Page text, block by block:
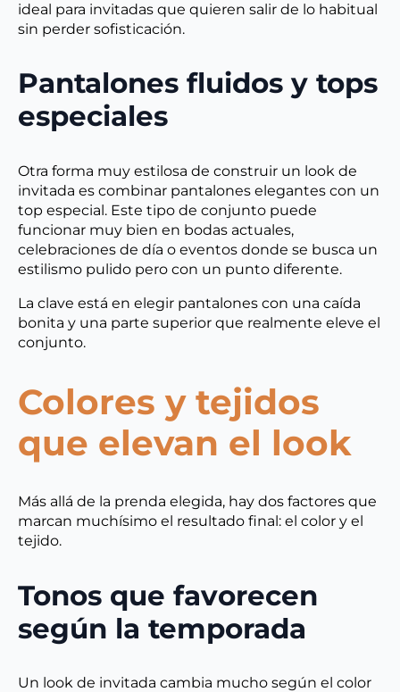
ideal para invitadas que quieren salir de lo habitual
sin perder sofisticación.
Pantalones fluidos y tops
especiales
Otra forma muy estilosa de construir un look de
invitada es combinar pantalones elegantes con un
top especial. Este tipo de conjunto puede
funcionar muy bien en bodas actuales,
celebraciones de día o eventos donde se busca un
estilismo pulido pero con un punto diferente.
La clave está en elegir pantalones con una caída
bonita y una parte superior que realmente eleve el
conjunto.
Colores y tejidos
que elevan el look
Más allá de la prenda elegida, hay dos factores que
marcan muchísimo el resultado final: el color y el
tejido.
Tonos que favorecen
según la temporada
Un look de invitada cambia mucho según el color